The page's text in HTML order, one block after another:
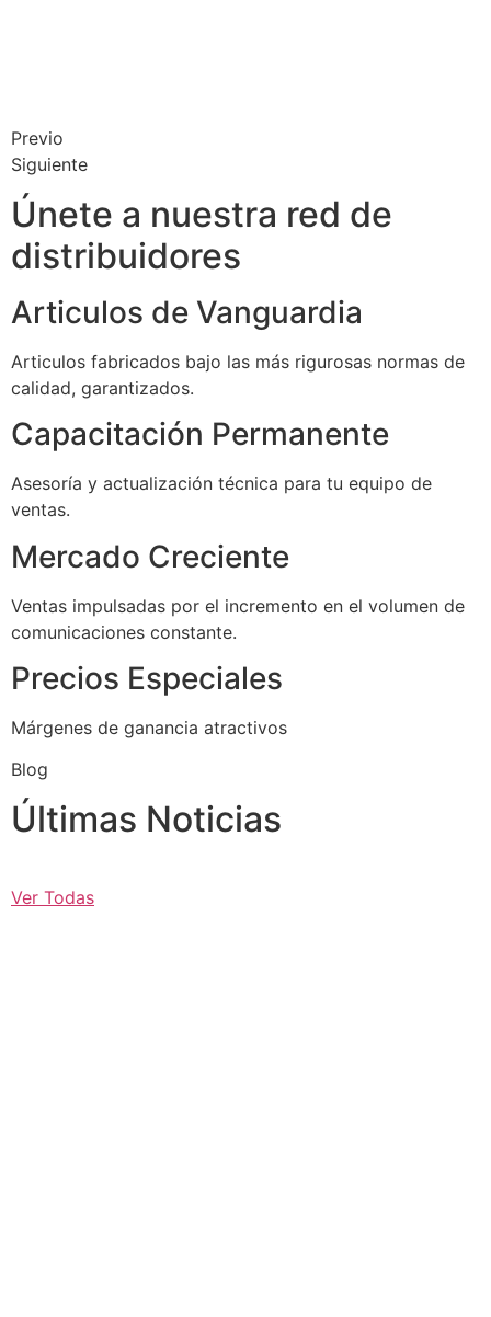
Previo
Siguiente
Únete a nuestra red de
distribuidores
Articulos de Vanguardia
Articulos fabricados bajo las más rigurosas normas de
calidad, garantizados.
Capacitación Permanente
Asesoría y actualización técnica para tu equipo de
ventas.
Mercado Creciente
Ventas impulsadas por el incremento en el volumen de
comunicaciones constante.
Precios Especiales
Márgenes de ganancia atractivos
Blog
Últimas Noticias
Ver Todas